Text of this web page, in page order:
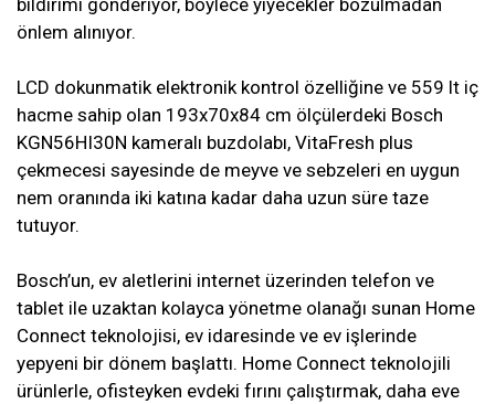
bildirimi gönderiyor, böylece yiyecekler bozulmadan
önlem alınıyor.
LCD dokunmatik elektronik kontrol özelliğine ve 559 lt iç
hacme sahip olan 193x70x84 cm ölçülerdeki Bosch
KGN56HI30N kameralı buzdolabı, VitaFresh plus
çekmecesi sayesinde de meyve ve sebzeleri en uygun
nem oranında iki katına kadar daha uzun süre taze
tutuyor.
Bosch’un, ev aletlerini internet üzerinden telefon ve
tablet ile uzaktan kolayca yönetme olanağı sunan Home
Connect teknolojisi, ev idaresinde ve ev işlerinde
yepyeni bir dönem başlattı. Home Connect teknolojili
ürünlerle, ofisteyken evdeki fırını çalıştırmak, daha eve